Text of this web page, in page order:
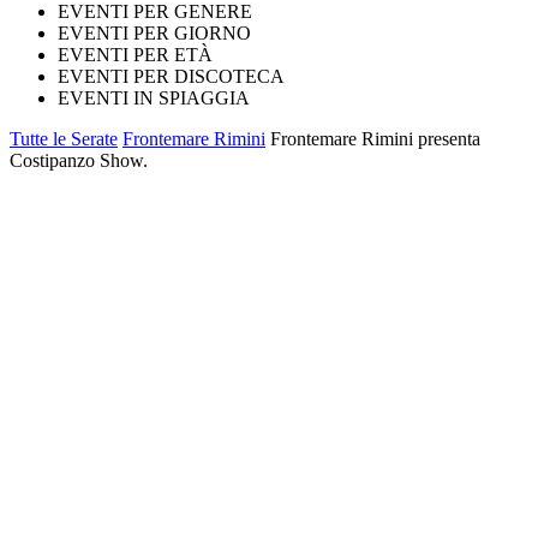
EVENTI PER GENERE
EVENTI PER GIORNO
EVENTI PER ETÀ
EVENTI PER DISCOTECA
EVENTI IN SPIAGGIA
Tutte le Serate Frontemare Rimini Frontemare Rimini presenta
Costipanzo Show.